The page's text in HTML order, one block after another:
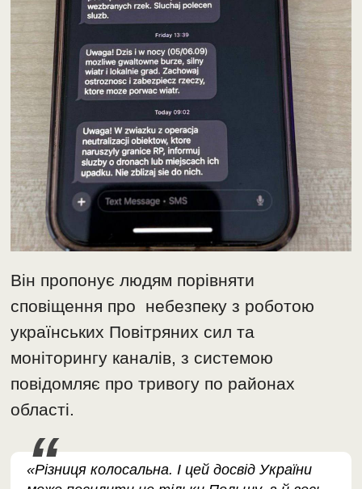
Він пропонує людям порівняти
сповіщення про небезпеку з роботою
українських Повітряних сил та
моніторингу каналів, з системою
повідомляє про тривогу по районах
області.
«Різниця колосальна. І цей досвід України